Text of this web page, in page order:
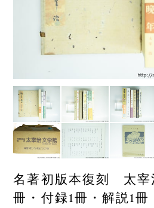
名著初版本復刻 太
冊・付録1冊・解説